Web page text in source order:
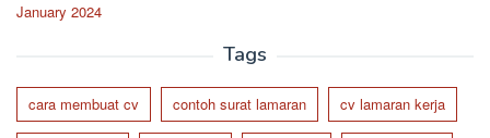
January 2024
Tags
cara membuat cv contoh surat lamaran cv lamaran kerja